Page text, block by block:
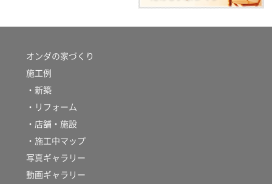
オンダの家づくり
施工例
・新築
・リフォーム
・店舗・施設
・施工中マップ
写真ギャラリー
動画ギャラリー